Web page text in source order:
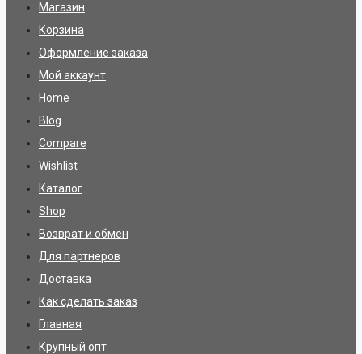
Магазин
Корзина
Оформление заказа
Мой аккаунт
Home
Blog
Compare
Wishlist
Каталог
Shop
Возврат и обмен
Для партнеров
Доставка
Как сделать заказ
Главная
Крупный опт